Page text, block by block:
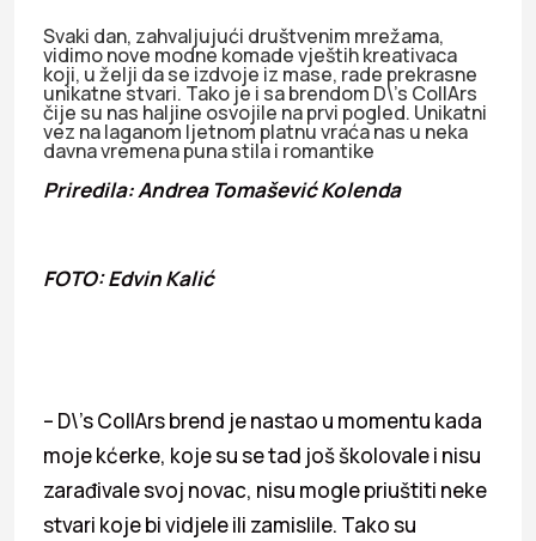
Svaki dan, zahvaljujući društvenim mrežama,
vidimo nove modne komade vještih kreativaca
koji, u želji da se izdvoje iz mase, rade prekrasne
unikatne stvari. Tako je i sa brendom D\’s CollArs
čije su nas haljine osvojile na prvi pogled. Unikatni
vez na laganom ljetnom platnu vraća nas u neka
davna vremena puna stila i romantike
Priredila: Andrea Tomašević Kolenda
FOTO: Edvin Kalić
– D\’s CollArs brend je nastao u momentu kada
moje kćerke, koje su se tad još školovale i nisu
zarađivale svoj novac, nisu mogle priuštiti neke
stvari koje bi vidjele ili zamislile. Tako su